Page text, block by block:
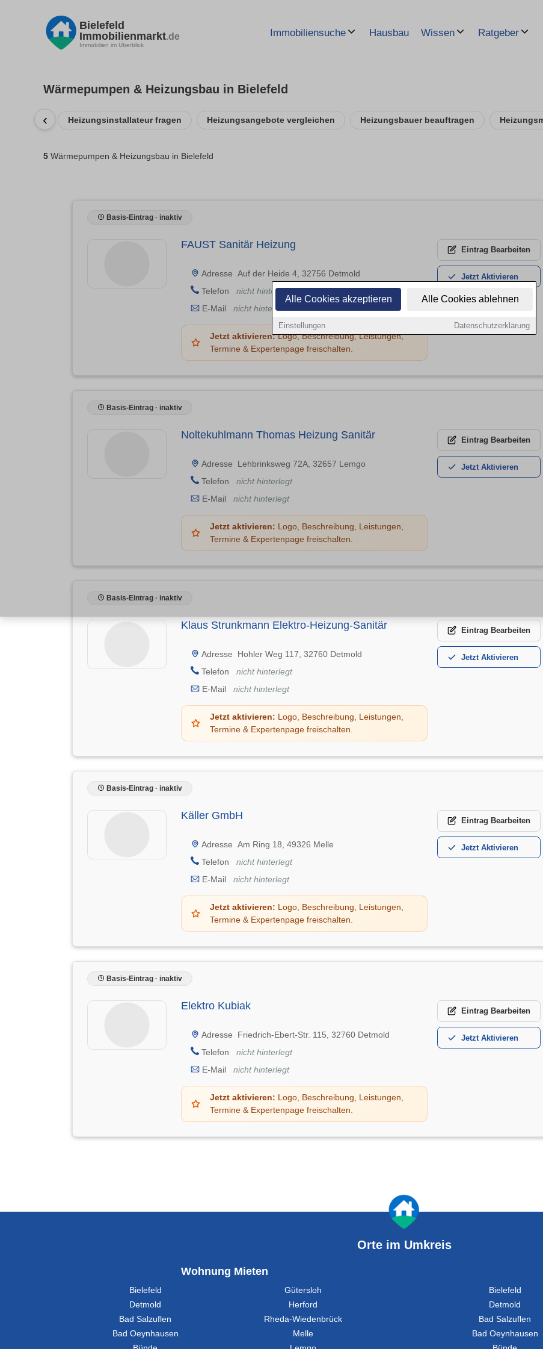
Alle Cookies akzeptieren Alle Cookies ablehnen
Einstellungen Datenschutzerklärung
Bielefeld
Immobilienmarkt.de
Immobilien im Überblick
Immobiliensuche Hausbau Wissen Ratgeber
Wärmepumpen & Heizungsbau in Bielefeld
‹ Heizungsinstallateur fragen Heizungsangebote vergleichen Heizungsbauer beauftragen
5 Wärmepumpen & Heizungsbau in Bielefeld
Basis-Eintrag · inaktiv
FAUST Sanitär Heizung
Adresse Auf der Heide 4, 32756 Detmold
Telefon
nicht hinterlegt
E-Mail
nicht hinterlegt
Jetzt aktivieren:Logo, Beschreibung, Leistungen,
Termine & Expertenpage freischalten.
Eintrag Bearbeiten
Jetzt Aktivieren
Basis-Eintrag · inaktiv
Noltekuhlmann Thomas Heizung Sanitär
Adresse
Lehbrinksweg 72A, 32657 Lemgo
Telefon
nicht hinterlegt
E-Mail
nicht hinterlegt
Jetzt aktivieren: Logo, Beschreibung, Leistungen,
Termine & Expertenpage freischalten.
Eintrag Bearbeiten
Jetzt Aktivieren
Basis-Eintrag · inaktiv
Klaus Strunkmann Elektro-Heizung-Sanitär
Adresse
Hohler Weg 117, 32760 Detmold
Telefon
nicht hinterlegt
E-Mail
nicht hinterlegt
Jetzt aktivieren: Logo, Beschreibung, Leistungen,
Termine & Expertenpage freischalten.
Eintrag Bearbeiten
Jetzt Aktivieren
Basis-Eintrag · inaktiv
Käller GmbH
Adresse Am Ring 18, 49326 Melle
Telefon
nicht hinterlegt
E-Mail
nicht hinterlegt
Jetzt aktivieren: Logo, Beschreibung, Leistungen,
Termine & Expertenpage freischalten.
Eintrag Bearbeiten
Jetzt Aktivieren
Basis-Eintrag · inaktiv
Elektro Kubiak
Adresse
Friedrich-Ebert-Str. 115, 32760 Detmold
Telefon
nicht hinterlegt
E-Mail
nicht hinterlegt
Jetzt aktivieren: Logo, Beschreibung, Leistungen,
Termine & Expertenpage freischalten.
Eintrag Bearbeiten
Jetzt Aktivieren
Orte im Umkreis
Wohnung Mieten
Bielefeld
Gütersloh
Detmold
Herford
Bad Salzuflen
Rheda-Wiedenbrück
Bad Oeynhausen
Melle
Bielefeld
Detmold
Bad Salzuflen
Bad Oeynhausen